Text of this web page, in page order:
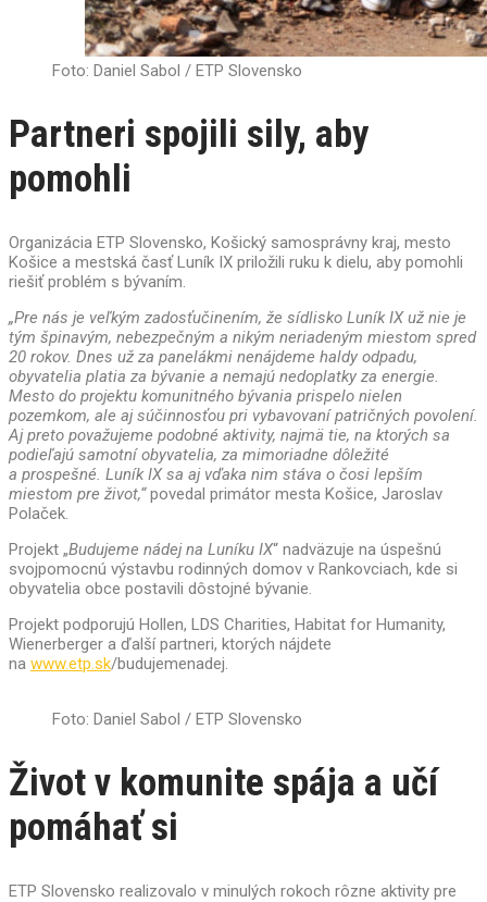
Foto: Daniel Sabol / ETP Slovensko
Partneri spojili sily, aby
pomohli
Organizácia ETP Slovensko, Košický samosprávny kraj, mesto
Košice a mestská časť Luník IX priložili ruku k dielu, aby pomohli
riešiť problém s bývaním.
„Pre nás je veľkým zadosťučinením, že sídlisko Luník IX už nie je
tým špinavým, nebezpečným a nikým neriadeným miestom spred
20 rokov. Dnes už za panelákmi nenájdeme haldy odpadu,
obyvatelia platia za bývanie a nemajú nedoplatky za energie.
Mesto do projektu komunitného bývania prispelo nielen
pozemkom, ale aj súčinnosťou pri vybavovaní patričných povolení.
Aj preto považujeme podobné aktivity, najmä tie, na ktorých sa
podieľajú samotní obyvatelia, za mimoriadne dôležité
a prospešné. Luník IX sa aj vďaka nim stáva o čosi lepším
miestom pre život,“povedal primátor mesta Košice, Jaroslav
Polaček.
Projekt „Budujeme nádej na Luníku IX“ nadväzuje na úspešnú
svojpomocnú výstavbu rodinných domov v Rankovciach, kde si
obyvatelia obce postavili dôstojné bývanie.
Projekt podporujú Hollen, LDS Charities, Habitat for Humanity,
Wienerberger a ďalší partneri, ktorých nájdete
na www.etp.sk/budujemenadej.
Foto: Daniel Sabol / ETP Slovensko
Život v komunite spája a učí
pomáhať si
ETP Slovensko realizovalo v minulých rokoch rôzne aktivity pre